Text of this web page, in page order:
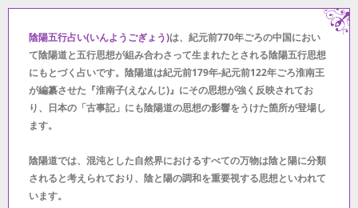
陰陽五行占い(いんようごぎょう)は、紀元前770年ごろの中国におい
て陰陽道と五行思想が組み合わさって生まれたとされる陰陽五行思想
にもとづく占いです。陰陽道は紀元前179年-紀元前122年ごろ淮南王
が編纂させた『淮南子(えなんじ)』にその思想が強く反映されてお
り、日本の「古事記」にも陰陽道の思想の影響をうけた箇所が登場し
ます。
陰陽道では、混沌とした自然界におけるすべての万物は陰と陽に分類
されると考えられており、陰と陽の調和を重要視する思想といわれて
います。